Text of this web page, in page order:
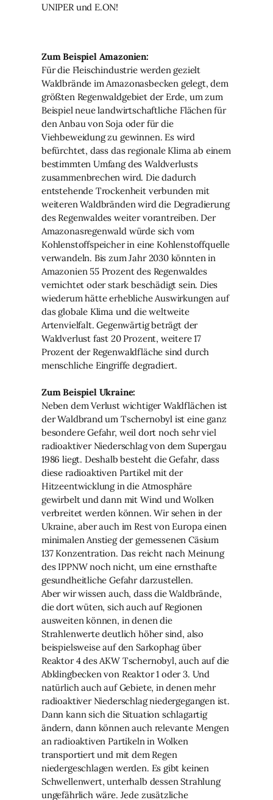
UNIPER und E.ON!
Zum Beispiel Amazonien:
Für die Fleischindustrie werden gezielt
Waldbrände im Amazonasbecken gelegt, dem
größten Regenwaldgebiet der Erde, um zum
Beispiel neue landwirtschaftliche Flächen für
den Anbau von Soja oder für die
Viehbeweidung zu gewinnen. Es wird
befürchtet, dass das regionale Klima ab einem
bestimmten Umfang des Waldverlusts
zusammenbrechen wird. Die dadurch
entstehende Trockenheit verbunden mit
weiteren Waldbränden wird die Degradierung
des Regenwaldes weiter vorantreiben. Der
Amazonasregenwald würde sich vom
Kohlenstoffspeicher in eine Kohlenstoffquelle
verwandeln. Bis zum Jahr 2030 könnten in
Amazonien 55 Prozent des Regenwaldes
vernichtet oder stark beschädigt sein. Dies
wiederum hätte erhebliche Auswirkungen auf
das globale Klima und die weltweite
Artenvielfalt. Gegenwärtig beträgt der
Waldverlust fast 20 Prozent, weitere 17
Prozent der Regenwaldfläche sind durch
menschliche Eingriffe degradiert.
Zum Beispiel Ukraine:
Neben dem Verlust wichtiger Waldflächen ist
der Waldbrand um Tschernobyl ist eine ganz
besondere Gefahr, weil dort noch sehr viel
radioaktiver Niederschlag von dem Supergau
1986 liegt. Deshalb besteht die Gefahr, dass
diese radioaktiven Partikel mit der
Hitzeentwicklung in die Atmosphäre
gewirbelt und dann mit Wind und Wolken
verbreitet werden können. Wir sehen in der
Ukraine, aber auch im Rest von Europa einen
minimalen Anstieg der gemessenen Cäsium
137 Konzentration. Das reicht nach Meinung
des IPPNW noch nicht, um eine ernsthafte
gesundheitliche Gefahr darzustellen.
Aber wir wissen auch, dass die Waldbrände,
die dort wüten, sich auch auf Regionen
ausweiten können, in denen die
Strahlenwerte deutlich höher sind, also
beispielsweise auf den Sarkophag über
Reaktor 4 des AKW Tschernobyl, auch auf die
Abklingbecken von Reaktor 1 oder 3. Und
natürlich auch auf Gebiete, in denen mehr
radioaktiver Niederschlag niedergegangen ist.
Dann kann sich die Situation schlagartig
ändern, dann können auch relevante Mengen
an radioaktiven Partikeln in Wolken
transportiert und mit dem Regen
niedergeschlagen werden. Es gibt keinen
Schwellenwert, unterhalb dessen Strahlung
ungefährlich wäre. Jede zusätzliche